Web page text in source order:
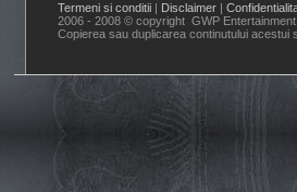
Termeni si conditii | Disclaimer |
2006 - 2008 © copyright GWP
Copierea sau duplicarea continutului